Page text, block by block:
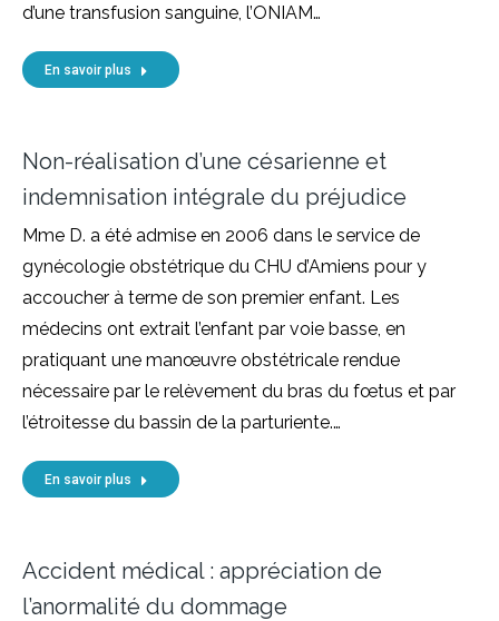
d’une transfusion sanguine, l’ONIAM…
En savoir plus
Non-réalisation d’une césarienne et
indemnisation intégrale du préjudice
Mme D. a été admise en 2006 dans le service de
gynécologie obstétrique du CHU d’Amiens pour y
accoucher à terme de son premier enfant. Les
médecins ont extrait l’enfant par voie basse, en
pratiquant une manœuvre obstétricale rendue
nécessaire par le relèvement du bras du fœtus et par
l’étroitesse du bassin de la parturiente.…
En savoir plus
Accident médical : appréciation de
l’anormalité du dommage